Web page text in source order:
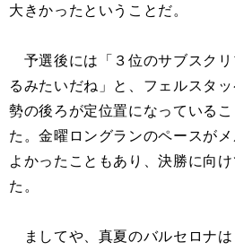
大きかったということだ。
予選後には「３位のサブスク
るみたいだね」と、フェルスタ
勢の後ろが定位置になっている
た。金曜ロングランのペースが
よかったこともあり、決勝に向
た。
ましてや、真夏のバルセロナは